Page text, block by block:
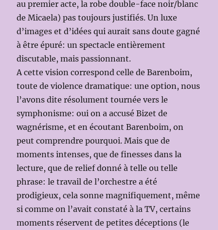
au premier acte, la robe double-face noir/blanc
de Micaela) pas toujours justifiés. Un luxe
d’images et d’idées qui aurait sans doute gagné
à être épuré: un spectacle entièrement
discutable, mais passionnant.
A cette vision correspond celle de Barenboim,
toute de violence dramatique: une option, nous
l’avons dite résolument tournée vers le
symphonisme: oui on a accusé Bizet de
wagnérisme, et en écoutant Barenboim, on
peut comprendre pourquoi. Mais que de
moments intenses, que de finesses dans la
lecture, que de relief donné à telle ou telle
phrase: le travail de l’orchestre a été
prodigieux, cela sonne magnifiquement, même
si comme on l’avait constaté à la TV, certains
moments réservent de petites déceptions (le